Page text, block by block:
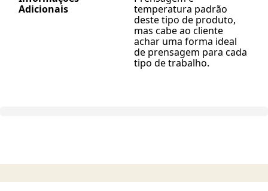
Adicionais
temperatura padrão
deste tipo de produto,
mas cabe ao cliente
achar uma forma ideal
de prensagem para cada
tipo de trabalho.